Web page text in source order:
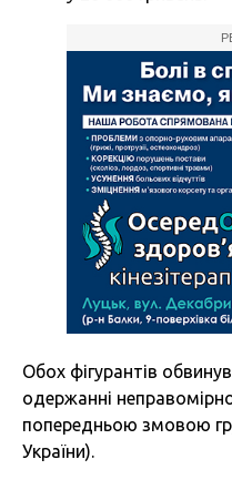
Обох фігурантів
одержанні
попередньою змовою
України).